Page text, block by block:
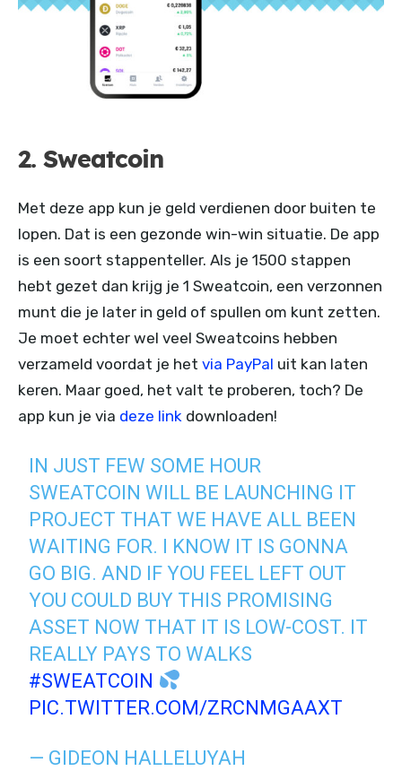
2. Sweatcoin
Met deze app kun je geld verdienen door buiten te
lopen. Dat is een gezonde win-win situatie. De app
is een soort stappenteller. Als je 1500 stappen
hebt gezet dan krijg je 1 Sweatcoin, een verzonnen
munt die je later in geld of spullen om kunt zetten.
Je moet echter wel veel Sweatcoins hebben
verzameld voordat je het via PayPal uit kan laten
keren. Maar goed, het valt te proberen, toch? De
app kun je via deze link downloaden!
IN JUST FEW SOME HOUR
SWEATCOIN WILL BE LAUNCHING IT
PROJECT THAT WE HAVE ALL BEEN
WAITING FOR. I KNOW IT IS GONNA
GO BIG. AND IF YOU FEEL LEFT OUT
YOU COULD BUY THIS PROMISING
ASSET NOW THAT IT IS LOW-COST. IT
REALLY PAYS TO WALKS
#SWEATCOIN
PIC.TWITTER.COM/ZRCNMGAAXT
— GIDEON HALLELUYAH